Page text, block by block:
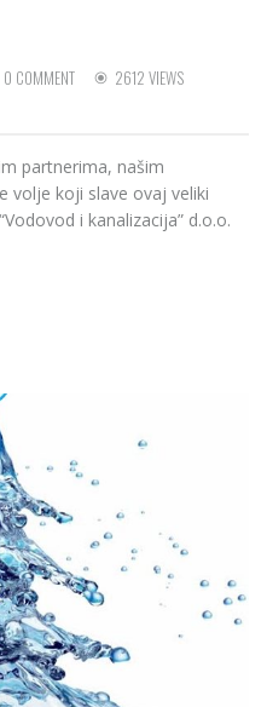
0 COMMENT
2612 VIEWS
partnerima, našim
volje koji slave ovaj veliki
i kanalizacija” d.o.o.